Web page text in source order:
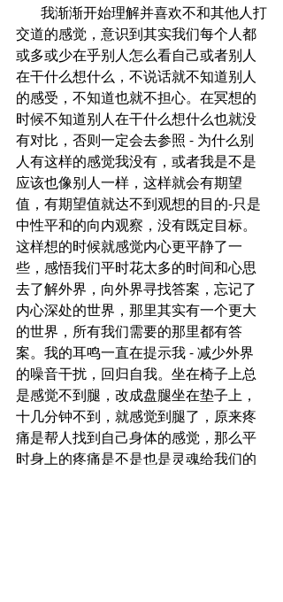
我渐渐开始理解并喜欢不和其他人打
交道的感觉，意识到其实我们每个人都
或多或少在乎别人怎么看自己或者别人
在干什么想什么，不说话就不知道别人
的感受，不知道也就不担心。在冥想的
时候不知道别人在干什么想什么也就没
有对比，否则一定会去参照 - 为什么别
人有这样的感觉我没有，或者我是不是
应该也像别人一样，这样就会有期望
值，有期望值就达不到观想的目的-只是
中性平和的向内观察，没有既定目标。
这样想的时候就感觉内心更平静了一
些，感悟我们平时花太多的时间和心思
去了解外界，向外界寻找答案，忘记了
内心深处的世界，那里其实有一个更大
的世界，所有我们需要的那里都有答
案。我的耳鸣一直在提示我 - 减少外界
的噪音干扰，回归自我。坐在椅子上总
是感觉不到腿，改成盘腿坐在垫子上，
十几分钟不到，就感觉到腿了，原来疼
痛是帮人找到自己身体的感觉，那么平
时身上的疼痛是不是也是灵魂给我们的